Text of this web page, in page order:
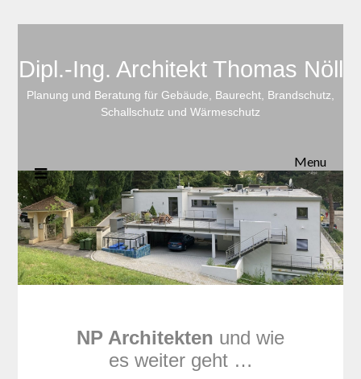
Dipl.-Ing. Architekt Thomas Nöll
Planung und Beratung für Gebäude, Baurecht, Brandschutz,
Schallschutz und Wärmeschutz
Menu
NP Architekten und wie
es weiter geht …